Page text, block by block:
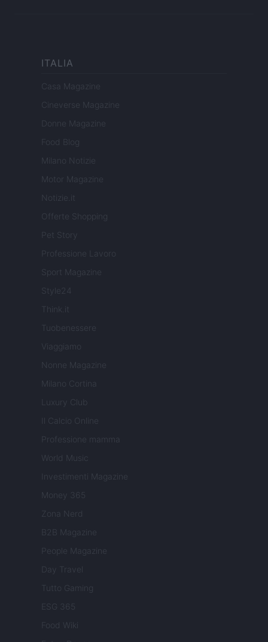
ITALIA
Casa Magazine
Cineverse Magazine
Donne Magazine
Food Blog
Milano Notizie
Motor Magazine
Notizie.it
Offerte Shopping
Pet Story
Professione Lavoro
Sport Magazine
Style24
Think.it
Tuobenessere
Viaggiamo
Nonne Magazine
Milano Cortina
Luxury Club
Il Calcio Online
Professione mamma
World Music
Investimenti Magazine
Money 365
Zona Nerd
B2B Magazine
People Magazine
Day Travel
Tutto Gaming
ESG 365
Food Wiki